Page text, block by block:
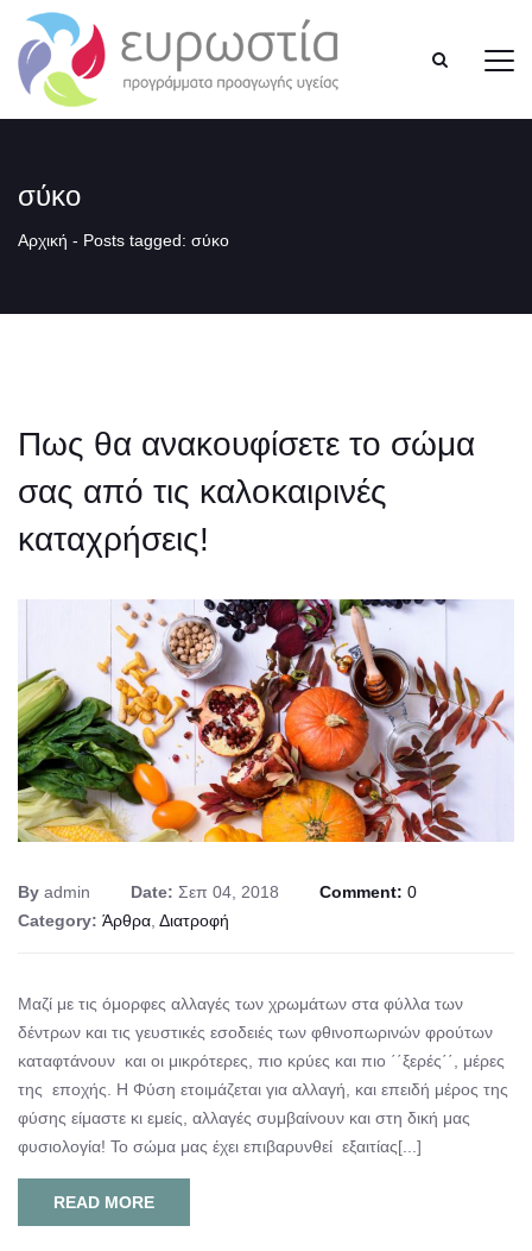
σύκο
Αρχική - Posts tagged: σύκο
Πως θα ανακουφίσετε το σώμα
σας από τις καλοκαιρινές
καταχρήσεις!
By admin Date: Σεπ 04, 2018 Comment: 0
Category: Άρθρα Διατροφή
Μαζί με τις όμορφες αλλαγές των χρωμάτων στα φύλλα των
δέντρων και τις γευστικές εσοδειές των φθινοπωρινών φρούτων
καταφτάνουν και οι μικρότερες, πιο κρύες και πιο ΄΄ξερές΄΄, μέρες
της εποχής. H Φύση ετοιμάζεται για αλλαγή, και επειδή μέρος της
φύσης είμαστε κι εμείς, αλλαγές συμβαίνουν και στη δική μας
φυσιολογία! Το σώμα μας έχει επιβαρυνθεί εξαιτίας[...]
READ MORE